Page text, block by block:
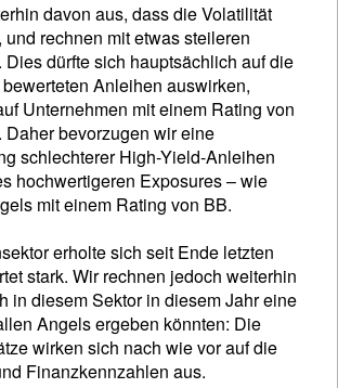
davon aus, dass die Volatilität
rechnen mit etwas steileren
Dies dürfte sich hauptsächlich auf die
Anleihen auswirken,
Unternehmen mit einem Rating von
Daher bevorzugen wir eine
schlechterer High-Yield-Anleihen
hochwertigeren Exposures – wie
mit einem Rating von BB.
erholte sich seit Ende letzten
stark. Wir rechnen jedoch weiterhin
in diesem Sektor in diesem Jahr eine
Angels ergeben könnten: Die
wirken sich nach wie vor auf die
Finanzkennzahlen aus.